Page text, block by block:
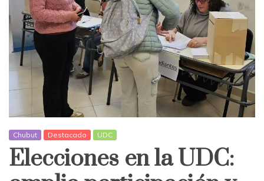
Chubut Destacado UDC
Elecciones en la UDC: